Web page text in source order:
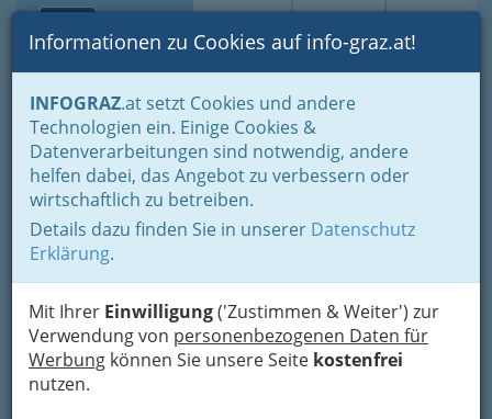
Suche Login Toggle
Informationen zu Cookies auf info-graz.at!
INFOGRAZ.at setzt Cookies und andere
Technologien ein. Einige Cookies &
Datenverarbeitungen sind notwendig, andere
helfen dabei, das Angebot zu verbessern oder
wirtschaftlich zu betreiben.
Details dazu finden Sie in unserer Datenschutz
Erklärung.
Mit Ihrer Einwilligung('Zustimmen & Weiter') zur
Verwendung von personenbezogenen Daten für
Werbung können Sie unsere Seite kostenfrei
nutzen.
Home Branchen
Gewerbe, Handwerk, Banken
Gewerbe & Handwerk, Gliederung der WKO
Nahrungs- & Genussmittelgewerbe
Spirituosenerzeugung
Spirituosenerzeugung
Bezirksauswahl
Alle Bezirke
Apomedica pharmazeutische